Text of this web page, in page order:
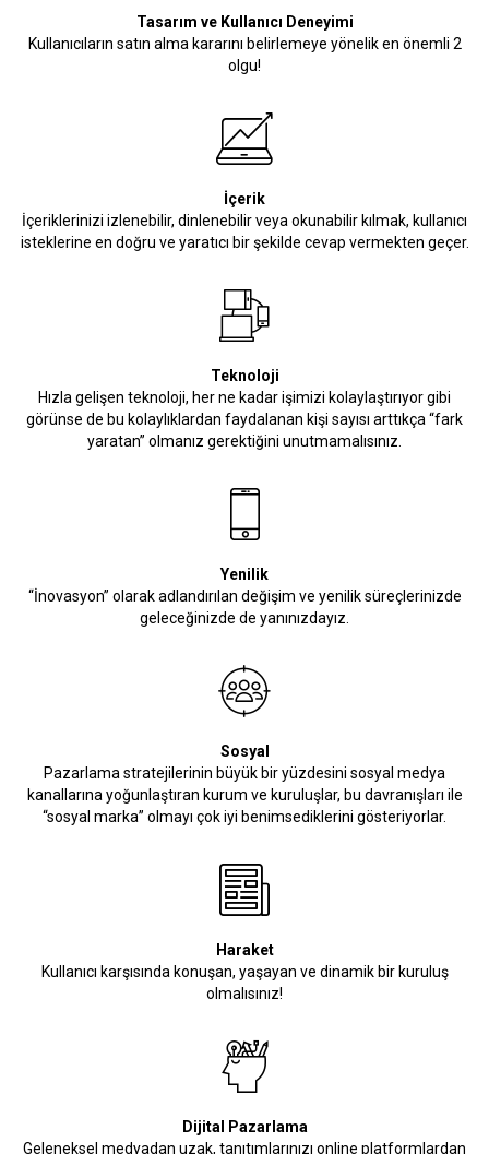
Tasarım ve Kullanıcı Deneyimi
Kullanıcıların satın alma kararını belirlemeye yönelik en önemli 2
olgu!
İçerik
İçeriklerinizi izlenebilir, dinlenebilir veya okunabilir kılmak, kullanıcı
isteklerine en doğru ve yaratıcı bir şekilde cevap vermekten geçer.
Teknoloji
Hızla gelişen teknoloji, her ne kadar işimizi kolaylaştırıyor gibi
görünse de bu kolaylıklardan faydalanan kişi sayısı arttıkça “fark
yaratan” olmanız gerektiğini unutmamalısınız.
Yenilik
“İnovasyon” olarak adlandırılan değişim ve yenilik süreçlerinizde
geleceğinizde de yanınızdayız.
Sosyal
Pazarlama stratejilerinin büyük bir yüzdesini sosyal medya
kanallarına yoğunlaştıran kurum ve kuruluşlar, bu davranışları ile
“sosyal marka” olmayı çok iyi benimsediklerini gösteriyorlar.
Haraket
Kullanıcı karşısında konuşan, yaşayan ve dinamik bir kuruluş
olmalısınız!
Dijital Pazarlama
Geleneksel medyadan uzak, tanıtımlarınızı online platformlardan